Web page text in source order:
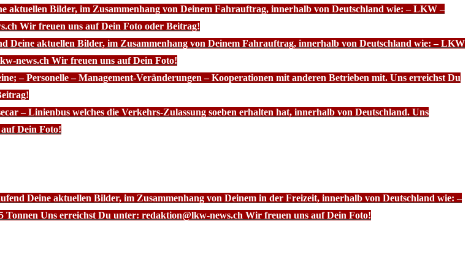
aktuellen Bilder, im Zusammenhang von Deinem Fahrauftrag, innerhalb von Deutschland wie: – LKW –
Wir freuen uns auf Dein Foto oder Beitrag!
Deine aktuellen Bilder, im Zusammenhang von Deinem Fahrauftrag, innerhalb von Deutschland wie: – LKW
news.ch Wir freuen uns auf Dein Foto!
– Personelle – Management-Veränderungen – Kooperationen mit anderen Betrieben mit. Uns erreichst Du
– Linienbus welches die Verkehrs-Zulassung soeben erhalten hat, innerhalb von Deutschland. Uns
Dein Foto!
Deine aktuellen Bilder, im Zusammenhang von Deinem in der Freizeit, innerhalb von Deutschland wie: –
Uns erreichst Du unter: redaktion@lkw-news.ch Wir freuen uns auf Dein Foto!